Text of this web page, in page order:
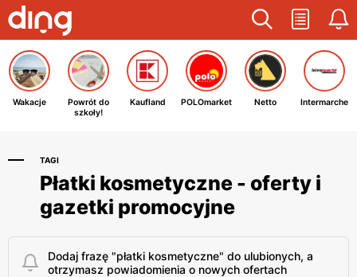
Wakacje
Powrót do
szkoły!
Kaufland POLOmarket Netto Intermarche
TAGI
Płatki kosmetyczne - oferty i
gazetki promocyjne
Dodaj frazę "płatki kosmetyczne" do ulubionych, a
otrzymasz powiadomienia o nowych ofertach